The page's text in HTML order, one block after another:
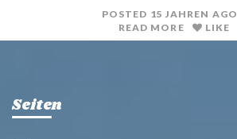
POSTED 15 JAHREN AGO
READ MORE
LIKE
Seiten